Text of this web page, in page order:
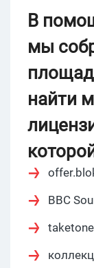
В
мы
найти
BBC